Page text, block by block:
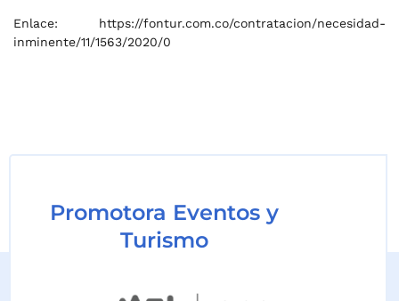
Enlace: https://fontur.com.co/contratacion/necesidad-
inminente/11/1563/2020/0
Promotora Eventos y
Turismo